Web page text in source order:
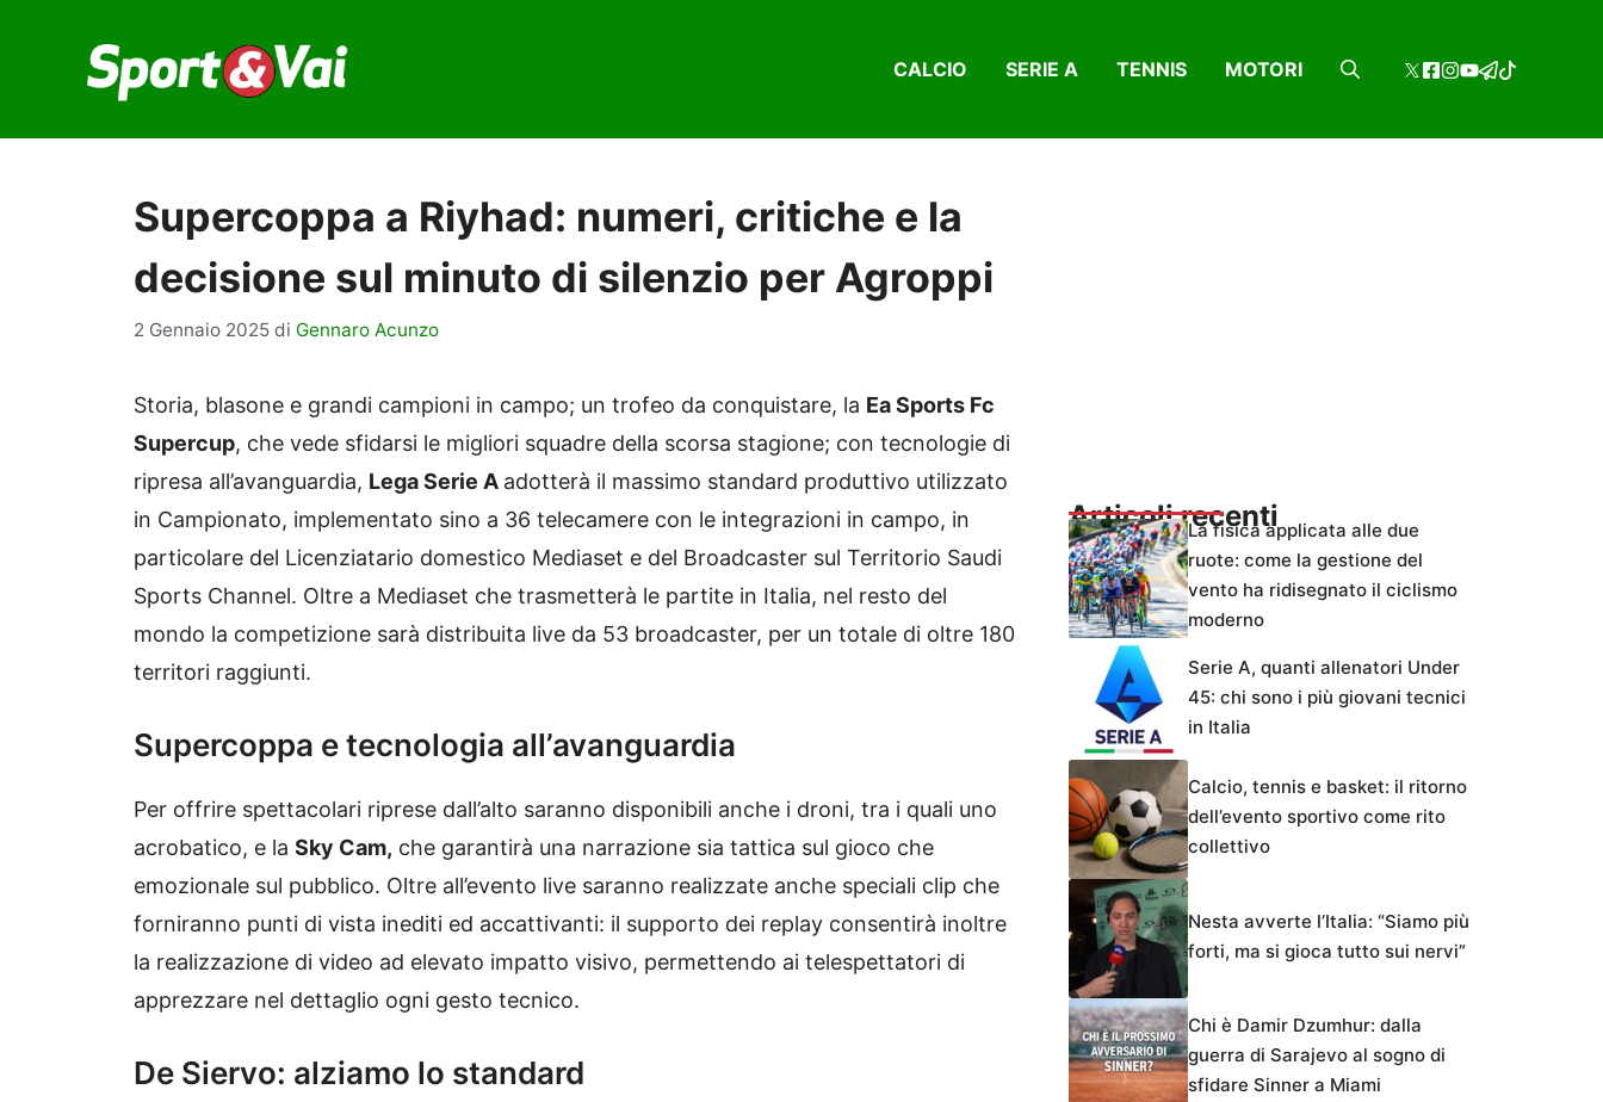
contenuto
CALCIO SERIE A TENNIS MOTORI
Supercoppa a Riyhad: numeri, critiche e la
decisione sul minuto di silenzio per Agroppi
2 Gennaio 2025 di Gennaro Acunzo
Storia, blasone e grandi campioni in campo; un trofeo da conquistare, la Ea Sports Fc
Supercup, che vede sfidarsi le migliori squadre della scorsa stagione; con tecnologie di
ripresa all’avanguardia, Lega Serie A adotterà il massimo standard produttivo utilizzato
in Campionato, implementato sino a 36 telecamere con le integrazioni in campo, in
particolare del Licenziatario domestico Mediaset e del Broadcaster sul Territorio Saudi
Sports Channel. Oltre a Mediaset che trasmetterà le partite in Italia, nel resto del
mondo la competizione sarà distribuita live da 53 broadcaster, per un totale di oltre 180
territori raggiunti.
Supercoppa e tecnologia all’avanguardia
Per offrire spettacolari riprese dall’alto saranno disponibili anche i droni, tra i quali uno
acrobatico, e la Sky Cam, che garantirà una narrazione sia tattica sul gioco che
emozionale sul pubblico. Oltre all’evento live saranno realizzate anche speciali clip che
forniranno punti di vista inediti ed accattivanti: il supporto dei replay consentirà inoltre
la realizzazione di video ad elevato impatto visivo, permettendo ai telespettatori di
apprezzare nel dettaglio ogni gesto tecnico.
De Siervo: alziamo lo standard
Articoli recentiLa fisica applicata alle due
ruote: come la gestione del
vento ha ridisegnato il ciclismo
moderno
Serie A, quanti allenatori Under
45: chi sono i più giovani tecnici
in Italia
Calcio, tennis e basket: il ritorno
dell’evento sportivo come rito
collettivo
Nesta avverte l’Italia: “Siamo più
forti, ma si gioca tutto sui nervi”
Chi è Damir Dzumhur: dalla
guerra di Sarajevo al sogno di
sfidare Sinner a Miami